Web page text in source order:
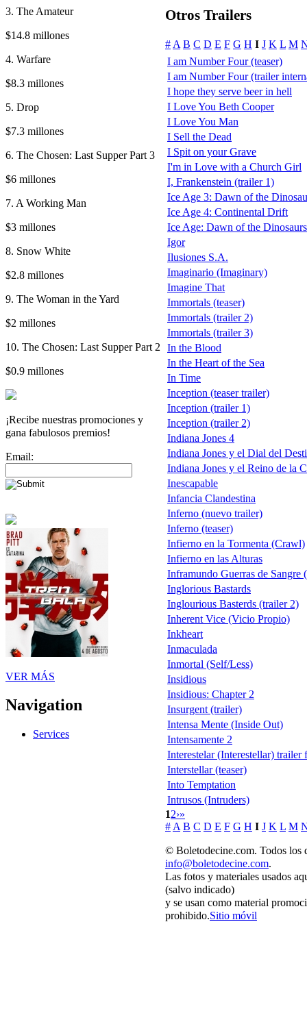
3. The Amateur
$14.8 millones
4. Warfare
$8.3 millones
5. Drop
$7.3 millones
6. The Chosen: Last Supper Part 3
$6 millones
7. A Working Man
$3 millones
8. Snow White
$2.8 millones
9. The Woman in the Yard
$2 millones
10. The Chosen: Last Supper Part 2
$0.9 millones
¡Recibe nuestras promociones y
gana fabulosos premios!
Email:
VER MÁS
Navigation
Services
Otros Trailers
# A B C D E F G H I J K L M
I am Number Four (teaser)
I am Number Four (trailer
I hope they serve beer in hell
I Love You Beth Cooper
I Love You Man
I Sell the Dead
I Spit on your Grave
I'm in Love with a Church Girl
I, Frankenstein (trailer 1)
Ice Age 3: Dawn of the
Ice Age 4: Continental Drift
Ice Age: Dawn of the Dinosaurs
Igor
Ilusiones S.A.
Imaginario (Imaginary)
Imagine That
Immortals (teaser)
Immortals (trailer 2)
Immortals (trailer 3)
In the Blood
In the Heart of the Sea
In Time
Inception (teaser trailer)
Inception (trailer 1)
Inception (trailer 2)
Indiana Jones 4
Indiana Jones y el Dial del
Indiana Jones y el Reino de la
Inescapable
Infancia Clandestina
Inferno (nuevo trailer)
Inferno (teaser)
Infierno en la Tormenta (Crawl)
Infierno en las Alturas
Inframundo Guerras de
Inglorious Bastards
Inglourious Basterds (trailer 2)
Inherent Vice (Vicio Propio)
Inkheart
Inmaculada
Inmortal (Self/Less)
Insidious
Insidious: Chapter 2
Insurgent (trailer)
Intensa Mente (Inside Out)
Intensamente 2
Interestelar (Interestellar)
Interstellar (teaser)
Into Temptation
Intrusos (Intruders)
12›»
# A B C D E F G H I J K L M
© Boletodecine.com. Todos los
info@boletodecine.com.
Las fotos y materiales usados
(salvo indicado)
y se usan como material
prohibido.Sitio móvil